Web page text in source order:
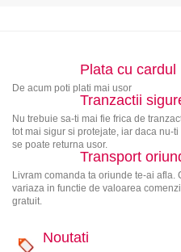
Plata cu cardul
De acum poti plati mai usor
Tranzactii
Nu trebuie sa-ti mai fie frica de
tot mai sigur si protejate, iar daca nu-
se poate returna usor.
Transport
Livram comanda ta oriunde te-ai afla.
variaza in functie de valoarea
gratuit.
Noutati